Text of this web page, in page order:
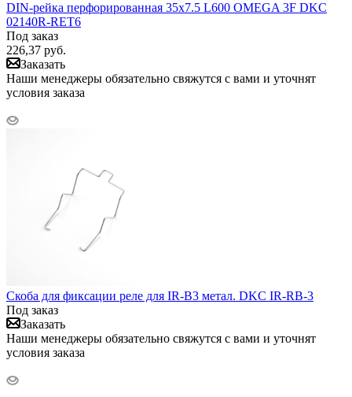
DIN-рейка перфорированная 35х7.5 L600 OMEGA 3F DKC
02140R-RET6
Под заказ
226,37 руб.
Заказать
Наши менеджеры обязательно свяжутся с вами и уточнят
условия заказа
Скоба для фиксации реле для IR-B3 метал. DKC IR-RB-3
Под заказ
Заказать
Наши менеджеры обязательно свяжутся с вами и уточнят
условия заказа